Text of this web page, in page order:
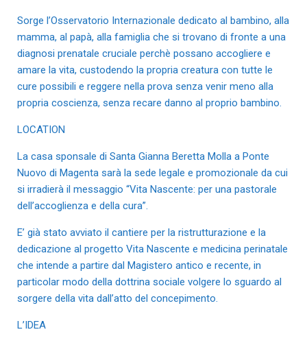
Sorge l’Osservatorio Internazionale dedicato al bambino, alla
mamma, al papà, alla famiglia che si trovano di fronte a una
diagnosi prenatale cruciale perchè possano accogliere e
amare la vita, custodendo la propria creatura con tutte le
cure possibili e reggere nella prova senza venir meno alla
propria coscienza, senza recare danno al proprio bambino.
LOCATION
La casa sponsale di Santa Gianna Beretta Molla a Ponte
Nuovo di Magenta sarà la sede legale e promozionale da cui
si irradierà il messaggio “Vita Nascente: per una pastorale
dell’accoglienza e della cura”.
E’ già stato avviato il cantiere per la ristrutturazione e la
dedicazione al progetto Vita Nascente e medicina perinatale
che intende a partire dal Magistero antico e recente, in
particolar modo della dottrina sociale volgere lo sguardo al
sorgere della vita dall’atto del concepimento.
L’IDEA